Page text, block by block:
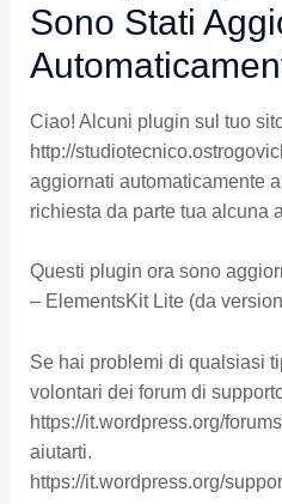
Sono Stati
Ciao! Alcuni plugin sul tuo
http://
aggiornati automaticamente
richiesta da parte tua alcuna
Questi plugin ora sono
– ElementsKit Lite (da
Se hai problemi di qualsiasi
volontari dei forum di
https://it.wordpress.org/
aiutarti.
https://it.wordpress.org/